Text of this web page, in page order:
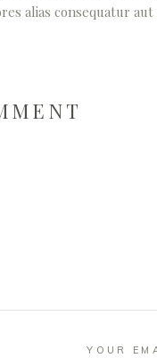
alias consequatur